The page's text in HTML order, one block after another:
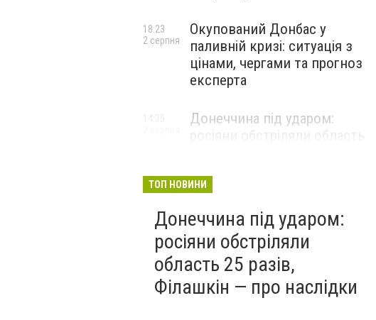
Окупований Донбас у
паливній кризі: ситуація з
цінами, чергами та прогноз
експерта
18:23
2 серпня
Донеччина під ударом:
росіяни обстріляли область
ТОП НОВИНИ
Донеччина під ударом:
росіяни обстріляли
область 25 разів,
Філашкін — про наслідки